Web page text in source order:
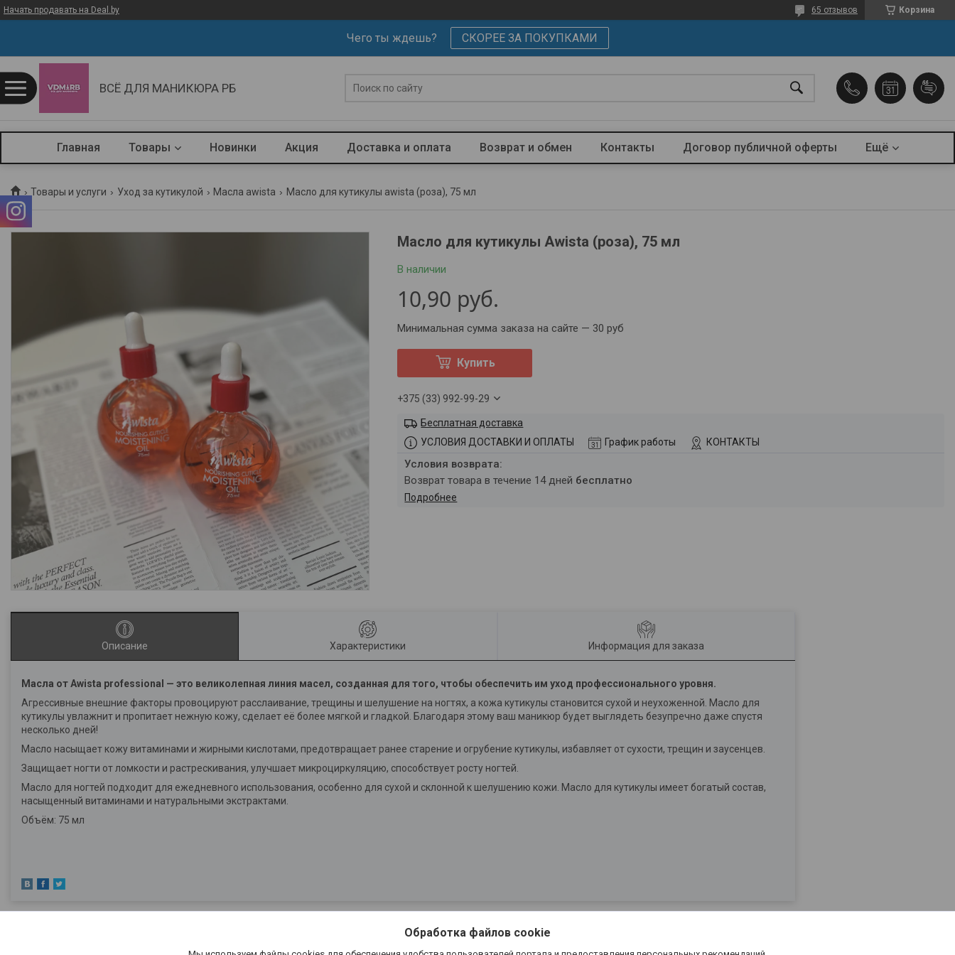
Начать продавать на Deal.by Корзина
65 отзывов
Чего ты ждешь? СКОРЕЕ ЗА ПОКУПКАМИ
ВСЁ ДЛЯ МАНИКЮРА РБ
Главная Товары Новинки Акция Доставка и оплата Возврат и обмен Контакты Договор публичной оферты Ещё
Товары и услуги Уход за кутикулой Масла awista Масло для кутикулы awista (роза), 75 мл
Масло для кутикулы Awista (роза), 75 мл
В наличии
10,90 руб.
Минимальная сумма заказа на сайте — 30 руб
Купить
+375 (33) 992-99-29
Бесплатная доставка
УСЛОВИЯ ДОСТАВКИ И ОПЛАТЫ
График работы КОНТАКТЫ
возврат товара в течение 14 дней бесплатно
Подробнее
Описание Характеристики Информация для заказа
Масла от Awista professional — это великолепная линия масел, созданная для того, чтобы обеспечить им уход профессионального уровня.
Агрессивные внешние факторы провоцируют расслаивание, трещины и шелушение на ногтях, а кожа кутикулы становится сухой и неухоженной. Масло для
кутикулы увлажнит и пропитает нежную кожу, сделает её более мягкой и гладкой. Благодаря этому ваш маникюр будет выглядеть безупречно даже спустя
несколько дней!
Масло насыщает кожу витаминами и жирными кислотами, предотвращает ранее старение и огрубение кутикулы, избавляет от сухости, трещин и заусенцев.
Защищает ногти от ломкости и растрескивания, улучшает микроциркуляцию, способствует росту ногтей.
Масло для ногтей подходит для ежедневного использования, особенно для сухой и склонной к шелушению кожи. Масло для кутикулы имеет богатый состав,
насыщенный витаминами и натуральными экстрактами.
Объём: 75 мл
Обработка файлов cookie